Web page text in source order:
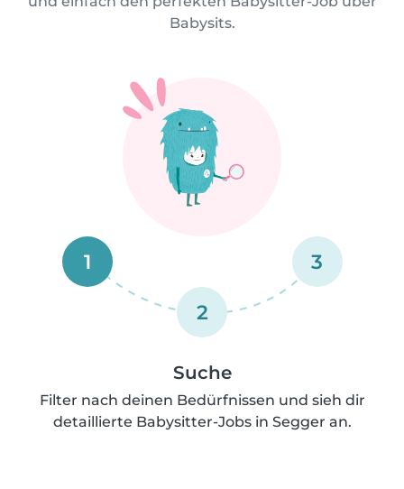
Babysits.
1
2
3
Suche
Filter nach deinen Bedürfnissen und sieh dir
detaillierte Babysitter-Jobs in Segger an.